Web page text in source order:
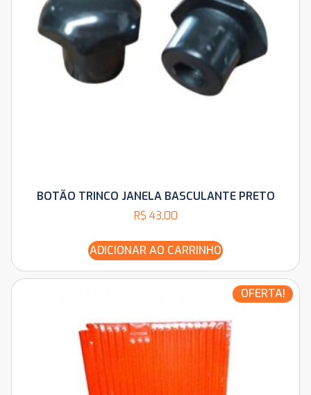
BOTÃO TRINCO JANELA BASCULANTE PRETO
R$ 43,00
ADICIONAR AO CARRINHO
OFERTA!